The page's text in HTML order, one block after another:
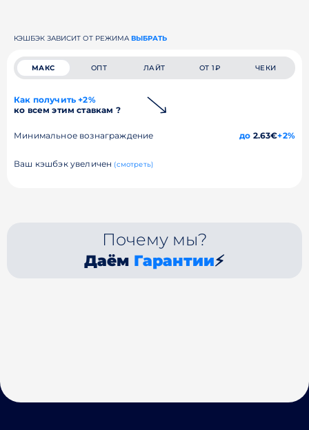
КЭШБЭК ЗАВИСИТ ОТ РЕЖИМА ВЫБРАТЬ
МАКС ОПТ ЛАЙТ ОТ 1₽ ЧЕКИ
Как получить +2%
ко всем этим ставкам ?
Минимальное вознаграждение до 2.63€+2%
Ваш кэшбэк увеличен (смотреть)
Почему мы?
Даём Гарантии⚡